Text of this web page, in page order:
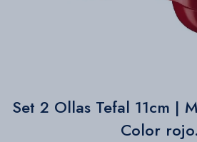
Set 2 Ollas Tefal 11cm |
Color rojo.